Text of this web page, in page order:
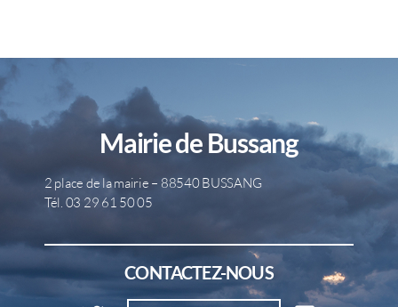
Mairie de Bussang
2 place de la mairie – 88540 BUSSANG
Tél. 03 29 61 50 05
CONTACTEZ-NOUS